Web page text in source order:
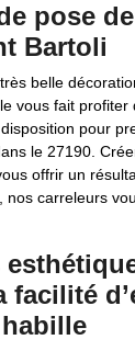
pose
Bartoli
belle
vous fait
pour
le 27190.
offrir un
carreleurs
facilité